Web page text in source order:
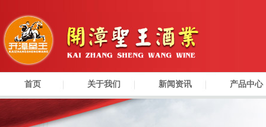
首页 关于我们 新闻资讯 产品中心